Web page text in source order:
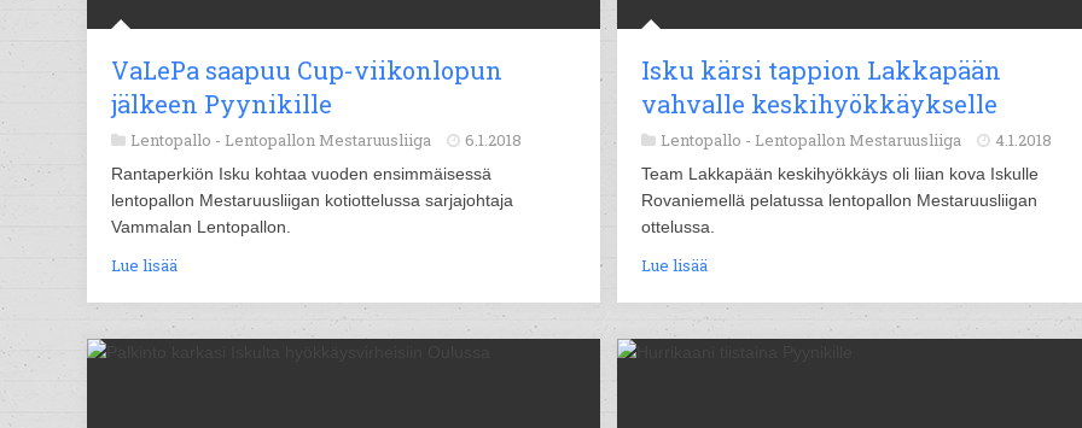
VaLePa saapuu Cup-viikonlopun
jälkeen Pyynikille
Lentopallo - Lentopallon Mestaruusliiga 6.1.2018
Rantaperkiön Isku kohtaa vuoden ensimmäisessä
lentopallon Mestaruusliigan kotiottelussa sarjajohtaja
Vammalan Lentopallon.
Lue lisää
Isku kärsi tappion Lakkapään
vahvalle keskihyökkäykselle
Lentopallo - Lentopallon Mestaruusliiga 4.1.2018
Team Lakkapään keskihyökkäys oli liian kova Iskulle
Rovaniemellä pelatussa lentopallon Mestaruusliigan
ottelussa.
Lue lisää